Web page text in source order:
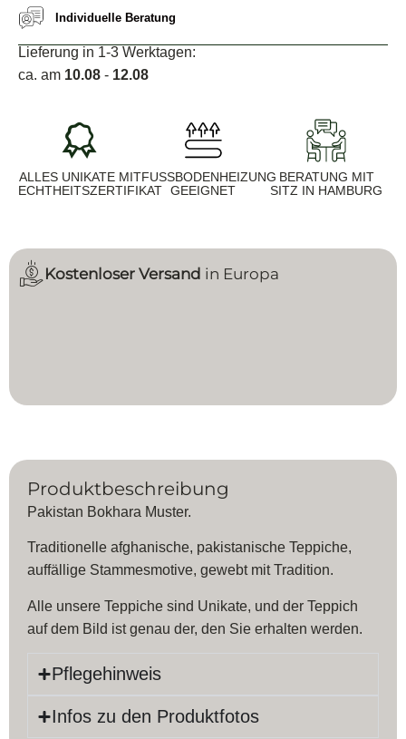
Individuelle Beratung
Lieferung in 1-3 Werktagen:
ca. am 10.08 - 12.08
ALLES UNIKATE MIT
ECHTHEITSZERTIFIKAT
FUSSBODENHEIZUNG G
EEIGNET
BERATUNG MIT
SITZ IN HAMBURG
Kostenloser Versand in Europa
Produktbeschreibung
Pakistan Bokhara Muster.
Traditionelle afghanische, pakistanische Teppiche,
auffällige Stammesmotive, gewebt mit Tradition.
Alle unsere Teppiche sind Unikate, und der Teppich
auf dem Bild ist genau der, den Sie erhalten werden.
Pflegehinweis
Infos zu den Produktfotos